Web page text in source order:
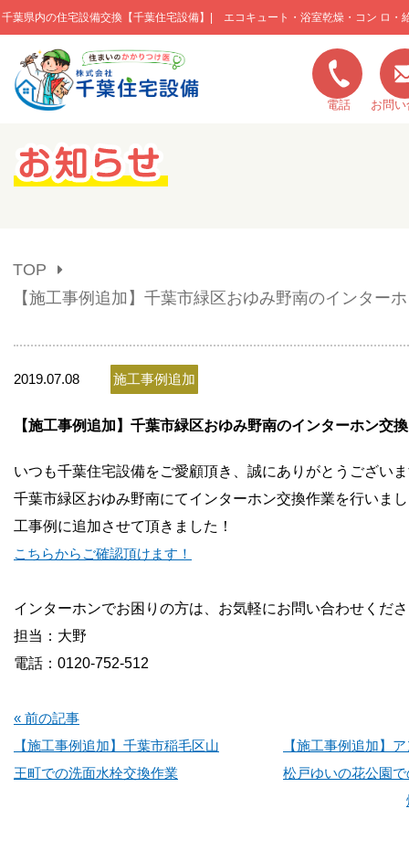
千葉県内の住宅設備交換【千葉住宅設備】| エコキュート・浴室乾燥・コン ロ・
このページの本文へ移動
電話 お問
キャンペーン一覧
弊社の特色
お問い合わせ
会社概要
TOP
【施工事例追加】千葉市緑区おゆみ野南のインター
2019.07.08 施工事例追加
【施工事例追加】千葉市緑区おゆみ野南のインターホン交換
いつも千葉住宅設備をご愛顧頂き、誠にありがとうござい
千葉市緑区おゆみ野南にてインターホン交換作業を行いま
工事例に追加させて頂きました！
こちらからご確認頂けます！
インターホンでお困りの方は、お気軽にお問い合わせくだ
担当：大野
電話：0120-752-512
« 前の記事
【施工事例追加】千葉市稲毛区山
王町での洗面水栓交換作業
【施工事例追加】
松戸ゆいの花公園